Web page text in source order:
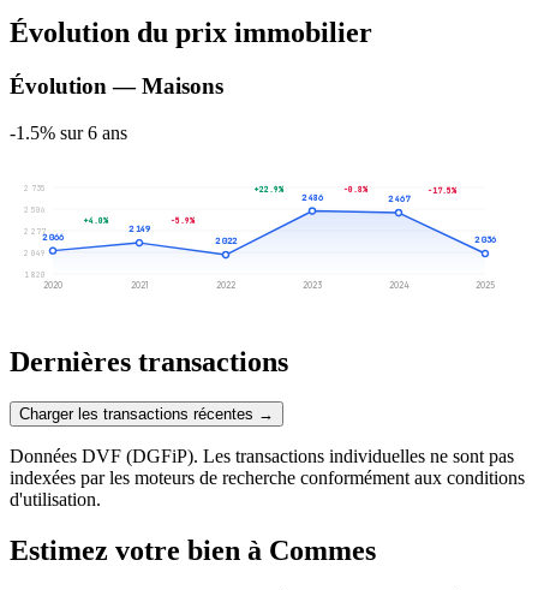
Évolution du prix immobilier
Évolution — Maisons
-1.5% sur 6 ans
1 820
2 049
2 277
2 506
2 735
2 066
2020
2 149
2021
2 022
2022
2 486
2023
2 467
2024
2 036
2025
+4.0% -5.9%
+22.9% -0.8% -17.5%
Dernières transactions
Charger les transactions récentes →
Données DVF (DGFiP). Les transactions individuelles ne sont pas
indexées par les moteurs de recherche conformément aux conditions
d'utilisation.
Estimez votre bien à Commes